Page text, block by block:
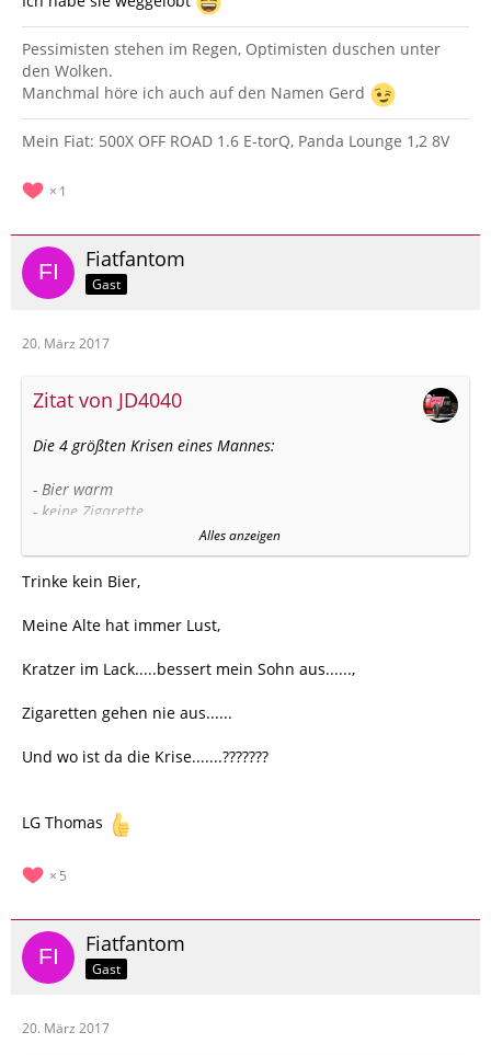
Pessimisten stehen im Regen, Optimisten duschen unter
den Wolken.
Manchmal höre ich auch auf den Namen Gerd
Mein Fiat: 500X OFF ROAD 1.6 E-torQ, Panda Lounge 1,2 8V
1
Fiatfantom
Gast
20. März 2017
Zitat von JD4040
Die 4 größten Krisen eines Mannes:
- Bier warm
- keine Zigarette
- Kratzer im Lack
Alles anzeigen
Trinke kein Bier,
Meine Alte hat immer Lust,
Kratzer im Lack.....bessert mein Sohn aus......,
Zigaretten gehen nie aus......
Und wo ist da die Krise.......???????
LG Thomas
5
Fiatfantom
Gast
20. März 2017